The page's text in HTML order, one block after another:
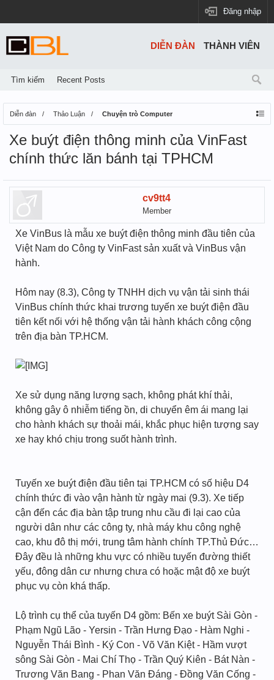
Đăng nhập
Diễn đàn Thảo Luận Chuyện trò Computer
Xe buýt điện thông minh của VinFast
chính thức lăn bánh tại TPHCM
cv9tt4
Member
Xe VinBus là mẫu xe buýt điện thông minh đầu tiên của
Việt Nam do Công ty VinFast sản xuất và VinBus vận
hành.
Hôm nay (8.3), Công ty TNHH dịch vụ vận tải sinh thái
VinBus chính thức khai trương tuyến xe buýt điện đầu
tiên kết nối với hệ thống vận tải hành khách công cộng
trên địa bàn TP.HCM.
Xe sử dụng năng lượng sạch, không phát khí thải,
không gây ô nhiễm tiếng ồn, di chuyển êm ái mang lại
cho hành khách sự thoải mái, khắc phục hiện tượng say
xe hay khó chịu trong suốt hành trình.
Tuyến xe buýt điện đầu tiên tại TP.HCM có số hiệu D4
chính thức đi vào vận hành từ ngày mai (9.3). Xe tiếp
cận đến các địa bàn tập trung nhu cầu đi lại cao của
người dân như các công ty, nhà máy khu công nghệ
cao, khu đô thị mới, trung tâm hành chính TP.Thủ Đức…
Đây đều là những khu vực có nhiều tuyến đường thiết
yếu, đông dân cư nhưng chưa có hoặc mật độ xe buýt
phục vụ còn khá thấp.
Lộ trình cụ thể của tuyến D4 gồm: Bến xe buýt Sài Gòn -
Phạm Ngũ Lão - Yersin - Trần Hưng Đạo - Hàm Nghi -
Nguyễn Thái Bình - Ký Con - Võ Văn Kiệt - Hầm vượt
sông Sài Gòn - Mai Chí Thọ - Trần Quý Kiên - Bát Nàn -
Trương Văn Bang - Phan Văn Đáng - Đồng Văn Cống -
DIỄN ĐÀN
Tìm kiếm Recent Posts
THÀNH VIÊN